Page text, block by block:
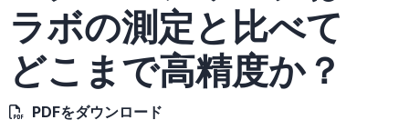
ラボの測定と比べて
どこまで高精度か？
PDFをダウンロード